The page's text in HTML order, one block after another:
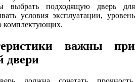
выбрать подходящую дверь для
условия эксплуатации, уровень
комплектующих.
важны при
двери